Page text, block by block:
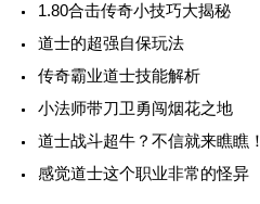
1.80合击传奇小技巧大揭秘
道士的超强自保玩法
传奇霸业道士技能解析
小法师带刀卫勇闯烟花之地
道士战斗超牛？不信就来瞧瞧！
感觉道士这个职业非常的怪异